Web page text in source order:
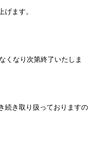
ます。
くなり次第終了いたしま
続き取り扱っておりますの